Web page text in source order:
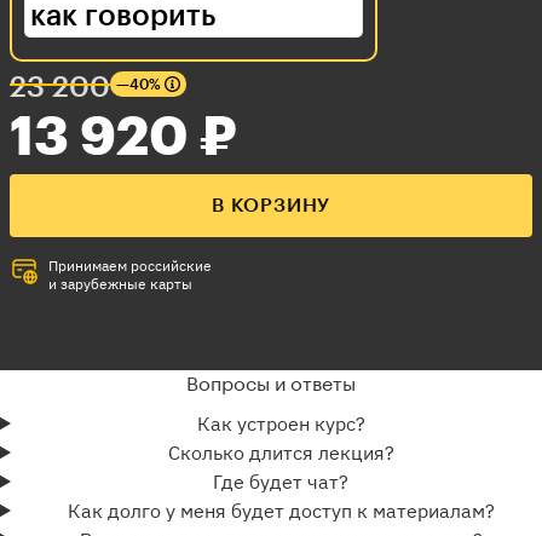
как говорить
23 200 —40%
13 920 ₽
В КОРЗИНУ
Принимаем российские
и зарубежные карты
Вопросы и ответы
Как устроен курс?
Сколько длится лекция?
Где будет чат?
Как долго у меня будет доступ к материалам?